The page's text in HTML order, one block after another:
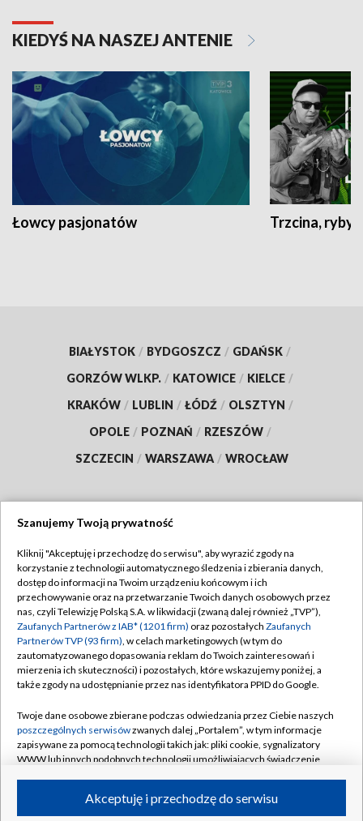
KIEDYŚ NA NASZEJ ANTENIE
Łowcy pasjonatów Trzcina, ryby
BIAŁYSTOK / BYDGOSZCZ / GDAŃSK /
GORZÓW WLKP. / KATOWICE / KIELCE /
KRAKÓW / LUBLIN / ŁÓDŹ / OLSZTYN /
OPOLE / POZNAŃ / RZESZÓW /
SZCZECIN / WARSZAWA / WROCŁAW
TVP
Abonament TVP
Emisja w TVP
Centrum informacji TVP
Naziemna Telewizja Cyfrowa
Rada Programowa
System NOS
Informacje o nadawcy
Program dla prasy
Regulamin TVP
Polityka prywatności
Moje zgody
Pomoc
Kontakt
Kanały
Szanujemy Twoją prywatność
Kliknij "Akceptuję i przechodzę do serwisu", aby wyrazić zgody na
korzystanie z technologii automatycznego śledzenia i zbierania danych,
dostęp do informacji na Twoim urządzeniu końcowym i ich
przechowywanie oraz na przetwarzanie Twoich danych osobowych przez
nas, czyli Telewizję Polską S.A. w likwidacji (zwaną dalej również „TVP”),
Zaufanych Partnerów z IAB* (1201 firm) oraz pozostałych Zaufanych
Partnerów TVP (93 firm), w celach marketingowych (w tym do
zautomatyzowanego dopasowania reklam do Twoich zainteresowań i
mierzenia ich skuteczności) i pozostałych, które wskazujemy poniżej, a
także zgody na udostępnianie przez nas identyfikatora PPID do Google.
Twoje dane osobowe zbierane podczas odwiedzania przez Ciebie naszych
poszczególnych serwisówzwanych dalej „Portalem”, w tym informacje
zapisywane za pomocą technologii takich jak: pliki cookie, sygnalizatory
WWW lub innych podobnych technologii umożliwiających świadczenie
ruchu w Internecie.Akceptuję i przechodzę do serwisu